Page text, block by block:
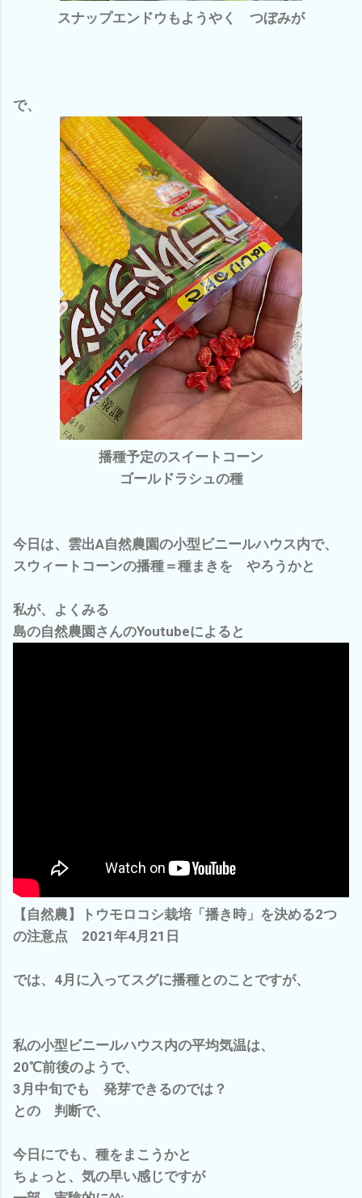
スナップエンドウもようやく つぼみが
で、
播種予定のスイートコーン
ゴールドラシュの種
今日は、雲出A自然農園の小型ビニールハウス内で、
スウィートコーンの播種＝種まきを やろうかと
私が、よくみる
島の自然農園さんのYoutubeによると
【自然農】トウモロコシ栽培「播き時」を決める2つ
の注意点 2021年4月21日
では、4月に入ってスグに播種とのことですが、
私の小型ビニールハウス内の平均気温は、
20℃前後のようで、
3月中旬でも 発芽できるのでは？
との 判断で、
今日にでも、種をまこうかと
ちょっと、気の早い感じですが